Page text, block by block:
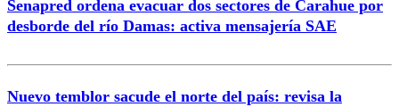
Senapred ordena evacuar dos sectores de Carahue por
desborde del río Damas: activa mensajería SAE
Nuevo temblor sacude el norte del país: revisa la